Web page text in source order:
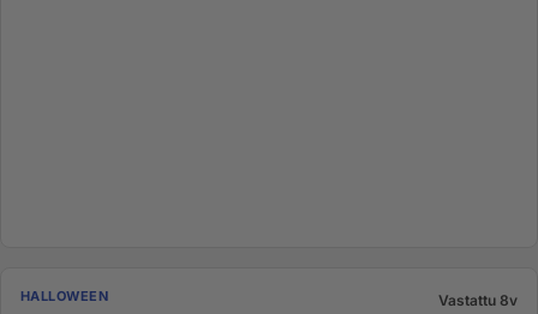
HALLOWEEN Vastattu 8v